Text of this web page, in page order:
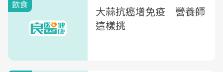
飲食
大蒜抗癌增免疫 營養師
這樣挑